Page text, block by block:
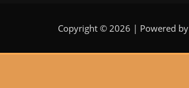
Copyright © 2026 | Powered by